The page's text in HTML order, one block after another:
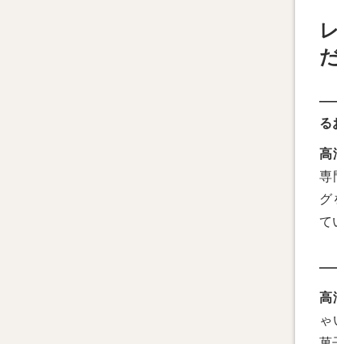
る
高
専
グ
て
――
高
ゃ